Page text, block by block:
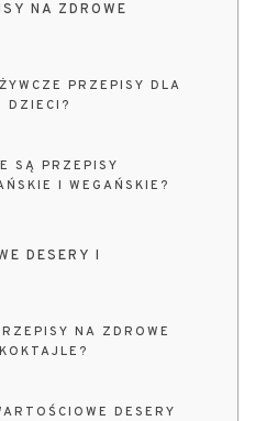
NA ZDROWE
PRZEPISY DLA
DZIECI?
SĄ PRZEPISY
I WEGAŃSKIE?
DESERY I
NA ZDROWE
KOKTAJLE?
DESERY